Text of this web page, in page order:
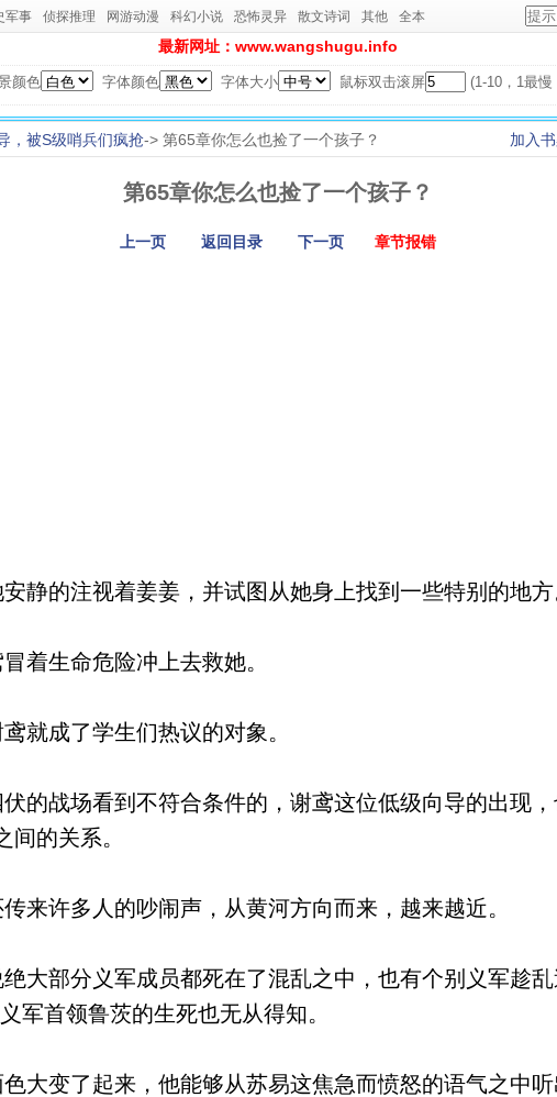
军事 侦探推理 网游动漫 科幻小说 恐怖灵异 散文诗词 其他 全本
最新网址：www.wangshugu.info
颜色 字体颜色 字体大小 鼠标双击滚屏 (1-10，1最慢
加入
，被S级哨兵们疯抢-> 第65章你怎么也捡了一个孩子？
第65章你怎么也捡了一个孩子？
上一页 返回目录 下一页 章节报错
静的注视着姜姜，并试图从她身上找到一些特别的地方
着生命危险冲上去救她。
就成了学生们热议的对象。
的战场看到不符合条件的，谢鸢这位低级向导的出现
的关系。
来许多人的吵闹声，从黄河方向而来，越来越近。
大部分义军成员都死在了混乱之中，也有个别义军趁
军首领鲁茨的生死也无从得知。
大变了起来，他能够从苏易这焦急而愤怒的语气之中听